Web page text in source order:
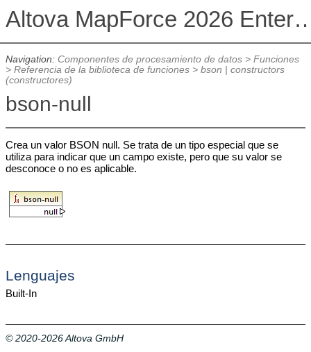
Altova MapForce 2026
Navigation: Componentes de procesamiento de datos> Funciones
> Referencia de la biblioteca de funciones> bson | constructors
(constructores)
bson-null
Crea un valor BSON null. Se trata de un tipo especial que se
utiliza para indicar que un campo existe, pero que su valor se
desconoce o no es aplicable.
Lenguajes
Built-In
© 2020-2026 Altova GmbH